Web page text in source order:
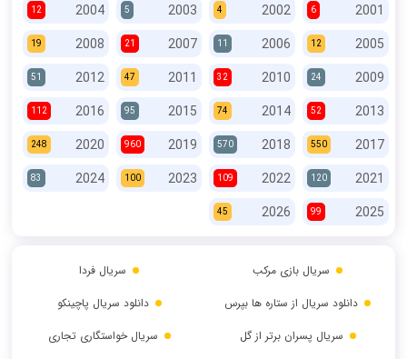
2001
6
2002
4
2003
5
2004
12
2005
12
2006
11
2007
21
2008
19
2009
24
2010
32
2011
47
2012
51
2013
52
2014
74
2015
95
2016
112
2017
550
2018
570
2019
960
2020
248
2021
120
2022
109
2023
100
2024
83
2025
99
2026
45
سریال بازی مرکب
دانلود سریال از ستاره ها بپرس
سریال پسران برتر از گل
سریال فردا
دانلود سریال پاچینکو
سریال خواستگاری تجاری